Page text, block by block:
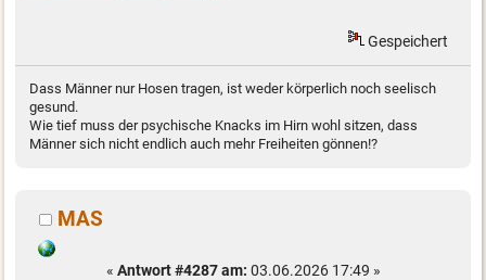
Gespeichert
Dass Männer nur Hosen tragen, ist weder körperlich noch seelisch
gesund.
Wie tief muss der psychische Knacks im Hirn wohl sitzen, dass
Männer sich nicht endlich auch mehr Freiheiten gönnen!?
MAS
« Antwort #4287 am: 03.06.2026 17:49 »